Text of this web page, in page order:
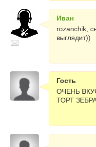
Иван
rozanchik,
выглядит))
Гость
ОЧЕНЬ
ТОРТ